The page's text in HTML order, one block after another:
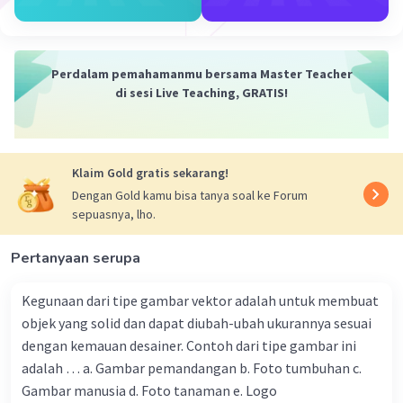
dari satu program ke program lain. Berikut
Pilih Objek yang Akan Di-Link atau Di-Embed :
Langkah pertama adalah memilih objek yang
tabel, grafik, atau objek lainnya.
Copy Objek Asal : Objek yang telah dipilih
kemudian disalin dari program asalnya
menggunakan fungsi copy atau cut, tergantung
pada preferensi pengguna.
dipasang ke dalam program tujuan
menggunakan fungsi paste. Di sini, pengguna
biasanya memiliki opsi untuk memilih apakah
ingin me-embed objek atau hanya me-link
objeknya.
Perdalam pemahamanmu bersama Master Teacher
di sesi Live Teaching, GRATIS!
Klaim Gold gratis sekarang!
Dengan Gold kamu bisa tanya soal ke Forum
sepuasnya, lho.
Pertanyaan serupa
Kegunaan dari tipe gambar vektor adalah untuk membuat
objek yang solid dan dapat diubah-ubah ukurannya sesuai
dengan kemauan desainer. Contoh dari tipe gambar ini
adalah … a. Gambar pemandangan b. Foto tumbuhan c.
Gambar manusia d. Foto tanaman e. Logo